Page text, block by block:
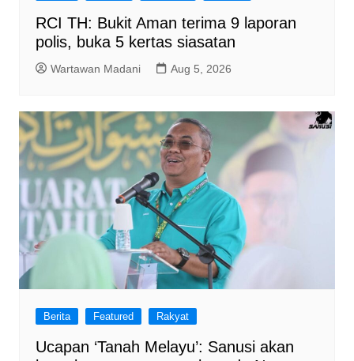
RCI TH: Bukit Aman terima 9 laporan
polis, buka 5 kertas siasatan
Wartawan Madani Aug 5, 2026
Berita Featured Rakyat
Ucapan ‘Tanah Melayu’: Sanusi akan